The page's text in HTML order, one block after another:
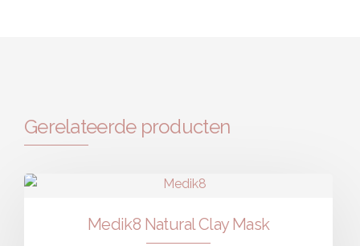
Gerelateerde producten
Medik8 Natural Clay Mask